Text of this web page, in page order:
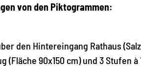
von den Piktogrammen:
den Hintereingang Rathaus
(Fläche 90x150 cm) und 3 Stufen